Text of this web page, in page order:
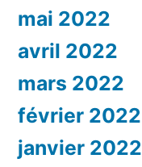
mai 2022
avril 2022
mars 2022
février 2022
janvier 2022